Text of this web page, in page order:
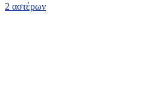
2 αστέρων